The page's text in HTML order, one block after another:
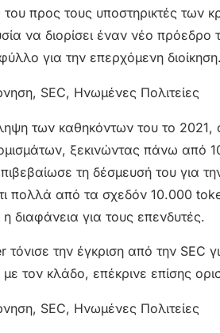
του προς τους υποστηρικτές των
να διορίσει έναν νέο
για την επερχόμενη διοίκηση.
των καθηκόντων του το 2021, ο
ξεκινώντας πάνω από
τη δέσμευσή του για
πολλά από τα σχεδόν 10.000
η διαφάνεια για τους επενδυτές.
τόνισε την έγκριση από την SEC
τον κλάδο, επέκρινε επίσης